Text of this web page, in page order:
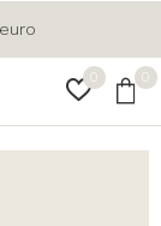
0 0